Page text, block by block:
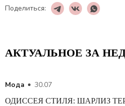
Поделиться:
АКТУАЛЬНОЕ ЗА
Мода 30.07
ОДИССЕЯ СТИЛЯ: ШАРЛИЗ